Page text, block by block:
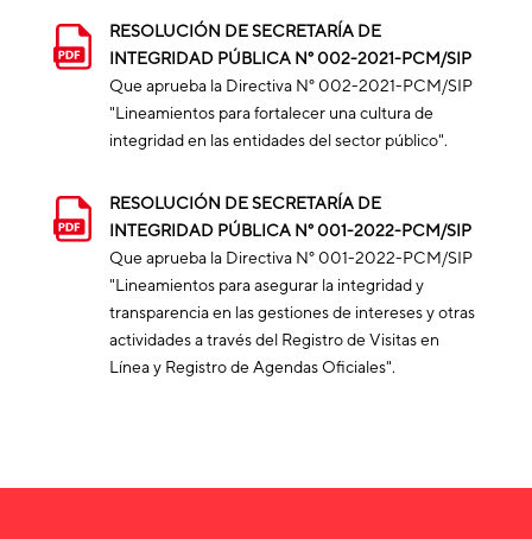
RESOLUCIÓN DE SECRETARÍA DE
INTEGRIDAD PÚBLICA N° 002-2021-PCM/SIP
Que aprueba la Directiva N° 002-2021-PCM/SIP
"Lineamientos para fortalecer una cultura de
integridad en las entidades del sector público".
RESOLUCIÓN DE SECRETARÍA DE
INTEGRIDAD PÚBLICA N° 001-2022-PCM/SIP
Que aprueba la Directiva N° 001-2022-PCM/SIP
"Lineamientos para asegurar la integridad y
transparencia en las gestiones de intereses y otras
actividades a través del Registro de Visitas en
Línea y Registro de Agendas Oficiales".